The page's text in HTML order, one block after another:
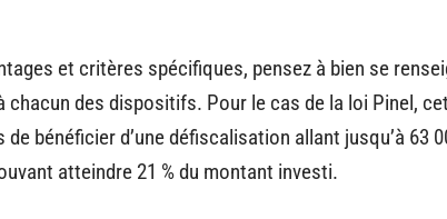
et critères spécifiques, pensez à bien se
des dispositifs. Pour le cas de la loi Pinel,
bénéficier d’une défiscalisation allant jusqu’à 63
atteindre 21 % du montant investi.